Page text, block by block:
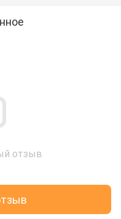
отзыв